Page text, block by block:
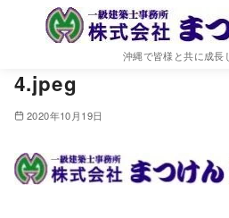
沖縄で皆様と共に成長
cropped-
84E7-
4.jpeg
2020年10月19日